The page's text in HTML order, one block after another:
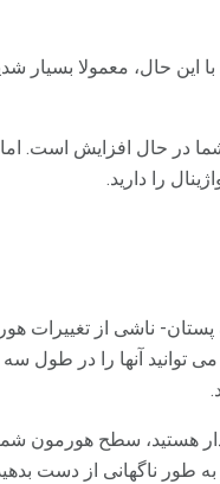
حال، معمولا بسیار
در حال افزایش است.
را دارید.
ناشی از تغییرات
می توانید آنها را در طول
شما هنوز در سه ماهه اول یا کمتر از 12 هفته
طور ناگهانی از دست